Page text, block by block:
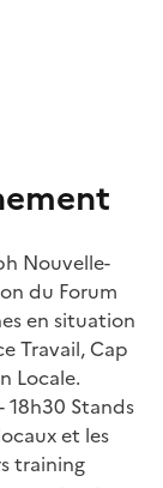
Nouvelle-
du Forum
en situation
Travail, Cap
Locale.
Stands
et les
training